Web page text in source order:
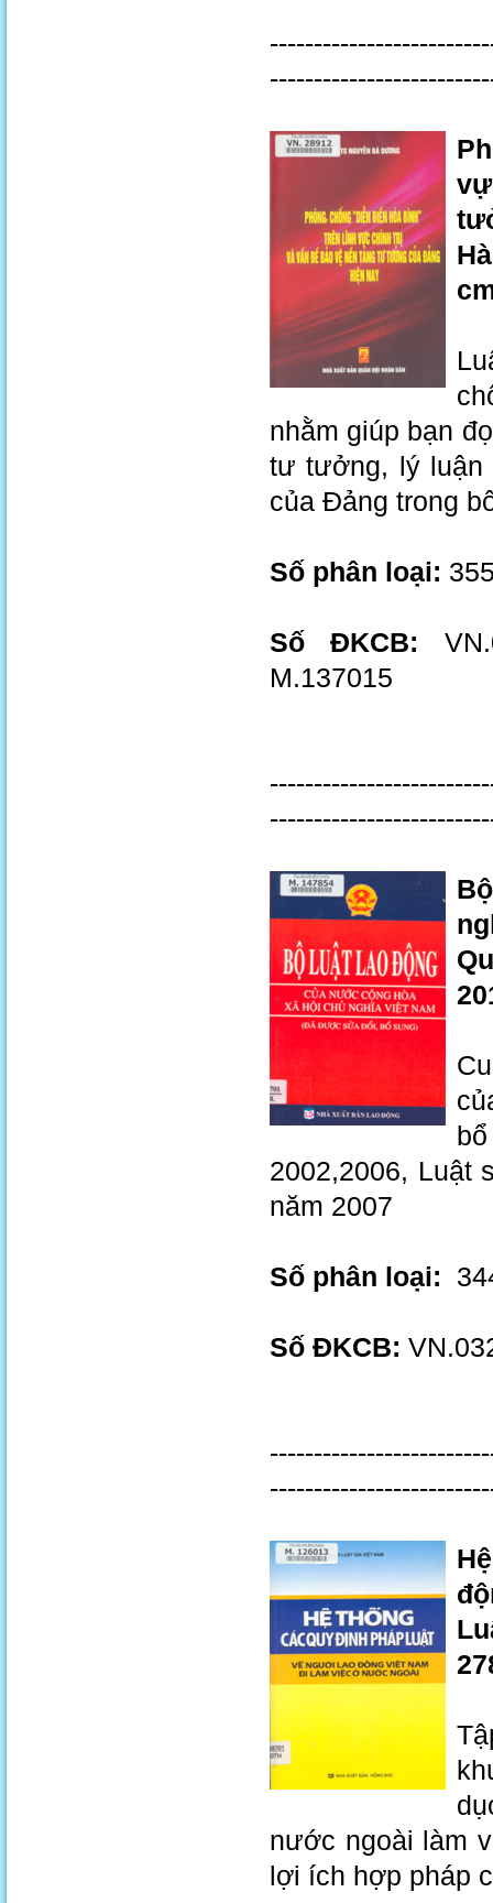
nhằm giúp bạn
tư tưởng, lý luận
của Đảng trong
Số phân loại:
Số ĐKCB:
M.137015
2002,2006, Luật
năm 2007
Số phân loại:
Số ĐKCB:
nước ngoài làm
lợi ích hợp pháp